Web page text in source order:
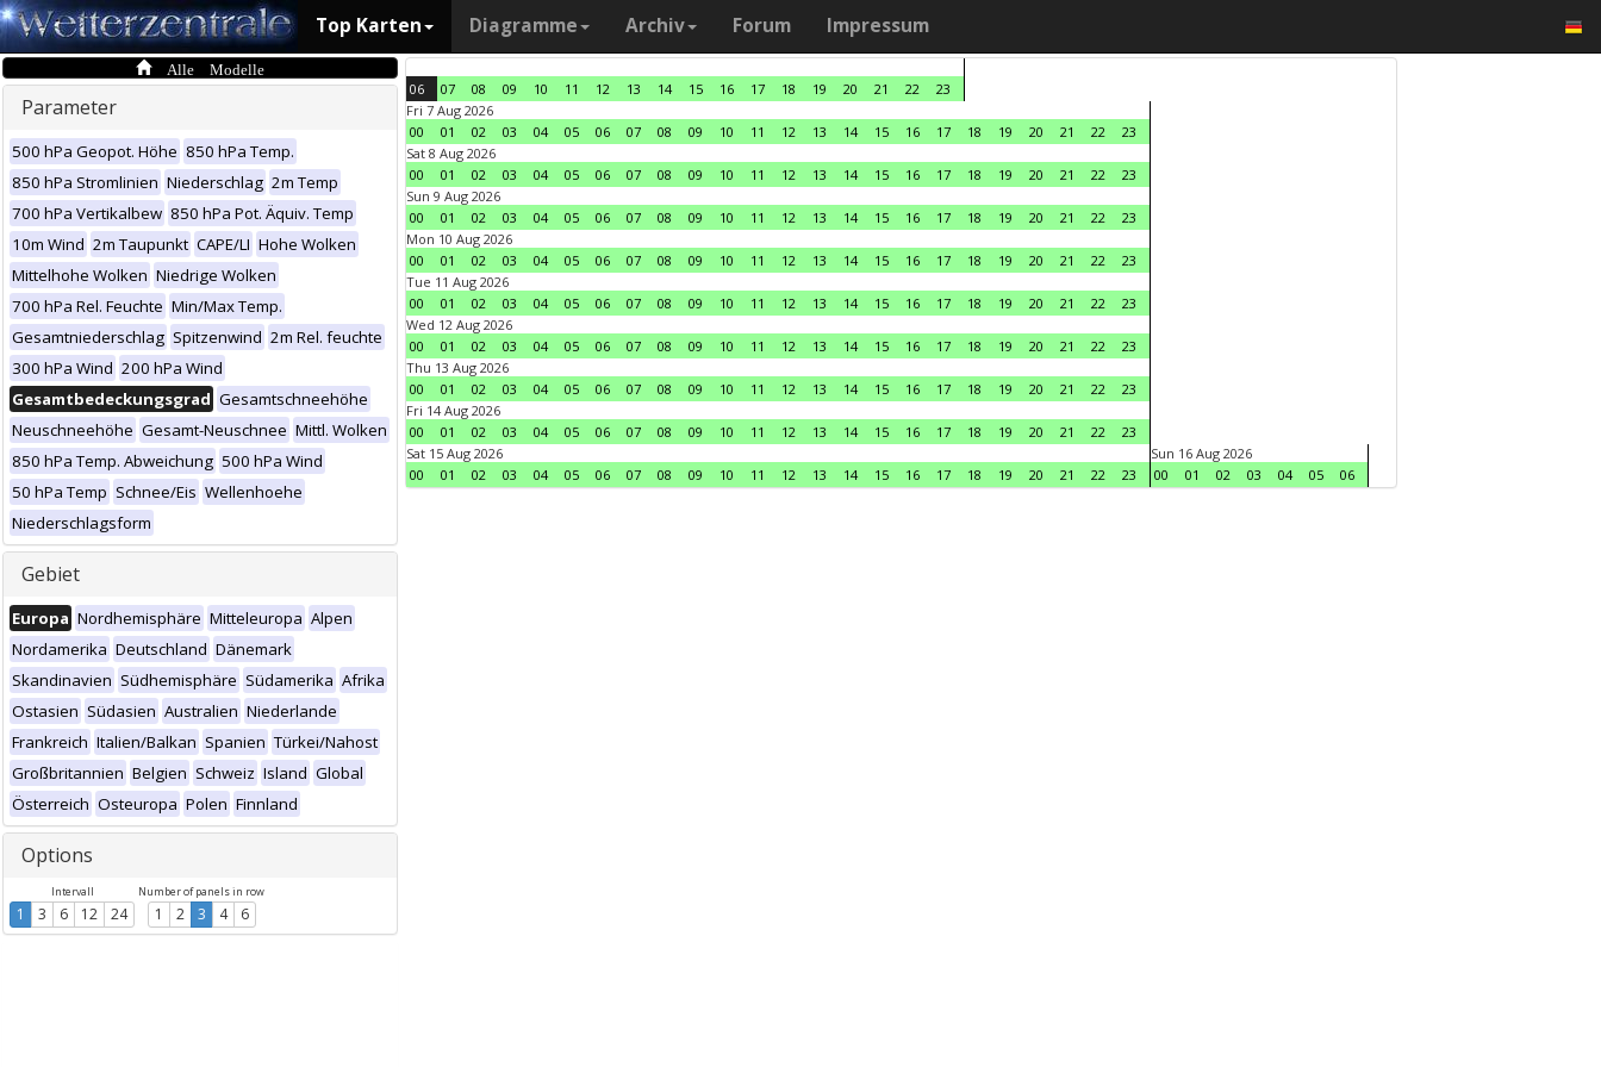
Top Karten Diagramme Archiv Forum Impressum
Alle Modelle
Parameter
500 hPa Geopot. Höhe 850 hPa Temp.
850 hPa Stromlinien Niederschlag 2m Temp
700 hPa Vertikalbew 850 hPa Pot. Äquiv. Temp
10m Wind 2m Taupunkt CAPE/LI Hohe Wolken
Mittelhohe Wolken Niedrige Wolken
700 hPa Rel. Feuchte Min/Max Temp.
Gesamtniederschlag Spitzenwind 2m Rel. feuchte
300 hPa Wind 200 hPa Wind
Gesamtbedeckungsgrad Gesamtschneehöhe
Neuschneehöhe Gesamt-Neuschnee Mittl. Wolken
850 hPa Temp. Abweichung 500 hPa Wind
50 hPa Temp Schnee/Eis Wellenhoehe
Niederschlagsform
Gebiet
Europa Nordhemisphäre Mitteleuropa Alpen
Nordamerika Deutschland Dänemark
Skandinavien Südhemisphäre Südamerika Afrika
Ostasien Südasien Australien Niederlande
Frankreich Italien/Balkan Spanien Türkei/Nahost
Großbritannien Belgien Schweiz Island Global
Österreich Osteuropa Polen Finnland
Options
Intervall
1 3 6 12 24
Number of panels in row
1 2 3 4 6
06 07 08 09 10 11 12 13 14 15 16 17 18 19 20 21 22
23
Fri 7 Aug 2026
00
01 02 03 04 05 06 07 08 09 10 11 12 13 14 15 16 17 18 19 20 21 22
23
Sat 8 Aug 2026
00
01 02 03 04 05 06 07 08 09 10 11 12 13 14 15 16 17 18 19 20 21 22
23
Sun 9 Aug 2026
00
01 02 03 04 05 06 07 08 09 10 11 12 13 14 15 16 17 18 19 20 21 22
23
Mon 10 Aug 2026
00
01 02 03 04 05 06 07 08 09 10 11 12 13 14 15 16 17 18 19 20 21 22
23
Tue 11 Aug 2026
00
01 02 03 04 05 06 07 08 09 10 11 12 13 14 15 16 17 18 19 20 21 22
23
Wed 12 Aug 2026
00
01 02 03 04 05 06 07 08 09 10 11 12 13 14 15 16 17 18 19 20 21 22
23
Thu 13 Aug 2026
00
01 02 03 04 05 06 07 08 09 10 11 12 13 14 15 16 17 18 19 20 21 22
23
Fri 14 Aug 2026
00
01 02 03 04 05 06 07 08 09 10 11 12 13 14 15 16 17 18 19 20 21 22
23
Sat 15 Aug 2026
00
01 02 03 04 05 06 07 08 09 10 11 12 13 14 15 16 17 18 19 20 21 22 23
Sun 16 Aug 2026
00
01 02 03 04 05 06